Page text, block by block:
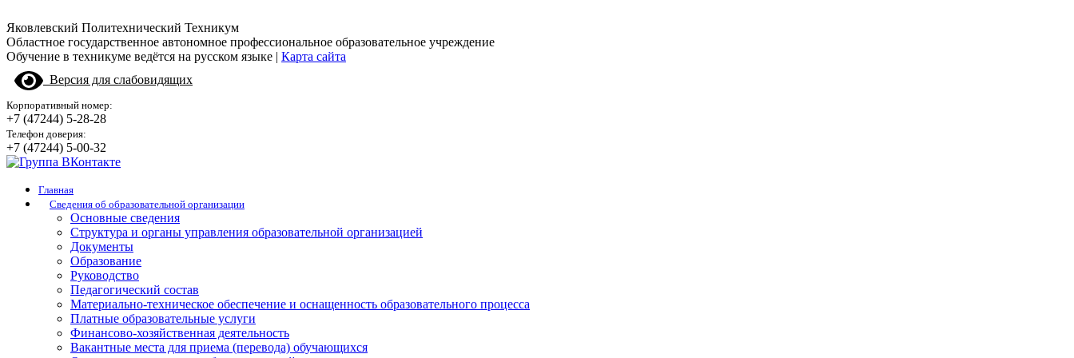
Яковлевский Политехнический Техникум
Областное государственное автономное профессиональное образовательное учреждение
Обучение в техникуме ведётся на русском языке | Карта сайта
Версия для слабовидящих
Корпоративный номер:
+7 (47244) 5-28-28
Телефон доверия:
+7 (47244) 5-00-32
Главная
Сведения об образовательной организации
Основные сведения
Структура и органы управления образовательной организацией
Документы
Образование
Руководство
Педагогический состав
Материально-техническое обеспечение и оснащенность образовательного процесса
Платные образовательные услуги
Финансово-хозяйственная деятельность
Вакантные места для приема (перевода) обучающихся